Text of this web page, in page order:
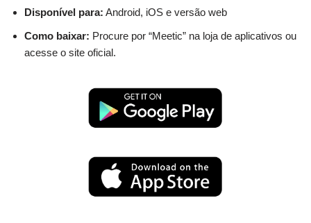
Disponível para: Android, iOS e versão web
Como baixar: Procure por “Meetic” na loja de aplicativos ou
acesse o site oficial.